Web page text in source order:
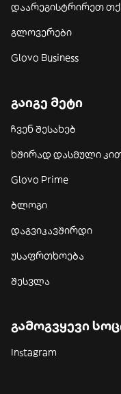
დაარეგისტრირეთ
გლოვერები
Glovo Business
გაიგე მეტი
ჩვენ შესახებ
ხშირად დასმული
Glovo Prime
ბლოგი
დაგვიკავშირდი
უსაფრთხოება
შესვლა
გამოგვყევი
Instagram